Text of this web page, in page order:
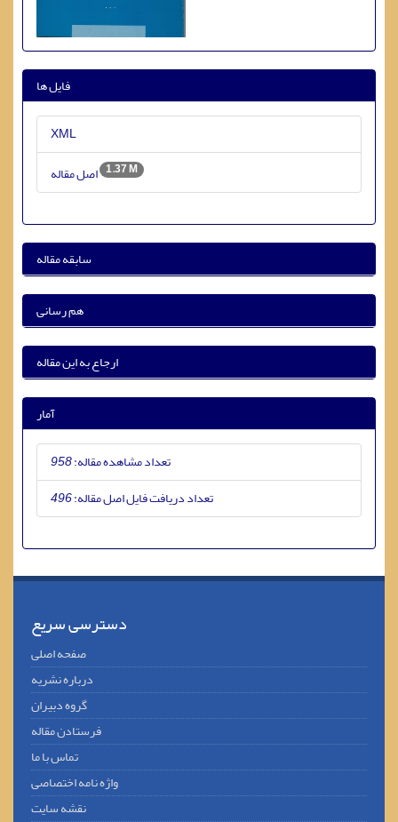
فایل ها
XML
1.37 M
سابقه مقاله
هم رسانی
ارجاع به این مقاله
آمار
تعداد مشاهده مقاله:958
تعداد دریافت فایل اصل مقاله:496
دسترسی سریع
صفحه اصلی
درباره نشریه
گروه دبیران
فرستادن مقاله
تماس با ما
واژه نامه اختصاصی
نقشه سایت